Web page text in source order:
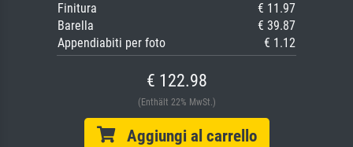
Finitura
€ 11.97
Barella
€ 39.87
Appendiabiti per foto
€ 1.12
€ 122.98
(Enthält 22% MwSt.)
Aggiungi al carrello